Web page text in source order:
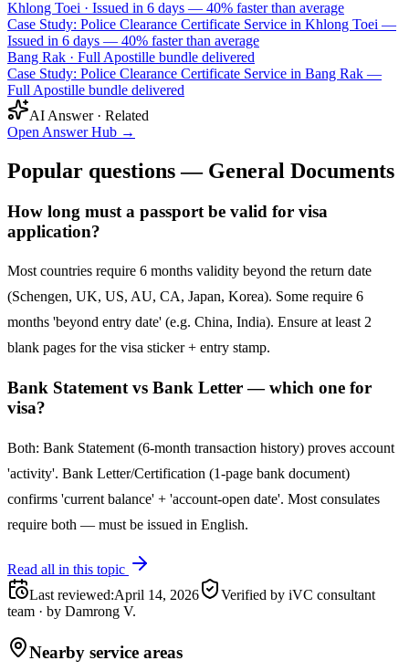
Khlong Toei · Issued in 6 days — 40% faster than average
Case Study: Police Clearance Certificate Service in Khlong Toei —
Issued in 6 days — 40% faster than average
Bang Rak · Full Apostille bundle delivered
Case Study: Police Clearance Certificate Service in Bang Rak —
Full Apostille bundle delivered
AI Answer · Related
Open Answer Hub →
Popular questions — General Documents
How long must a passport be valid for visa
application?
Most countries require 6 months validity beyond the return date
(Schengen, UK, US, AU, CA, Japan, Korea). Some require 6
months 'beyond entry date' (e.g. China, India). Ensure at least 2
blank pages for the visa sticker + entry stamp.
Bank Statement vs Bank Letter — which one for
visa?
Both: Bank Statement (6-month transaction history) proves account
'activity'. Bank Letter/Certification (1-page bank document)
confirms 'current balance' + 'account-open date'. Most consulates
require both — must be issued in English.
Read all in this topic
Last reviewed:April 14, 2026
Verified by iVC consultant
team · by Damrong V.
Nearby service areas